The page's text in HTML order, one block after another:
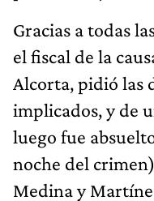
Gracias a todas
el fiscal de la
Alcorta, pidió las
implicados, y de
luego fue
noche del
Medina y